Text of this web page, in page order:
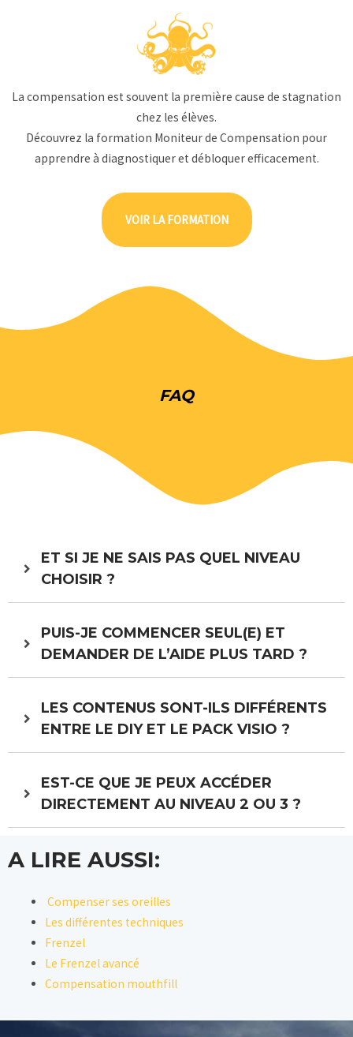
La compensation est souvent la première cause de stagnation
chez les élèves.
Découvrez la formation Moniteur de Compensation pour
apprendre à diagnostiquer et débloquer efficacement.
VOIR LA FORMATION
FAQ
ET SI JE NE SAIS PAS QUEL NIVEAU
CHOISIR ?
PUIS-JE COMMENCER SEUL(E) ET
DEMANDER DE L’AIDE PLUS TARD ?
LES CONTENUS SONT-ILS DIFFÉRENTS
ENTRE LE DIY ET LE PACK VISIO ?
EST-CE QUE JE PEUX ACCÉDER
DIRECTEMENT AU NIVEAU 2 OU 3 ?
A LIRE AUSSI:
Compenser ses oreilles
Les différentes techniques
Frenzel
Le Frenzel avancé
Compensation mouthfill